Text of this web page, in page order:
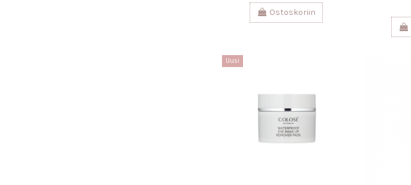
Ostoskoriin
Uusi